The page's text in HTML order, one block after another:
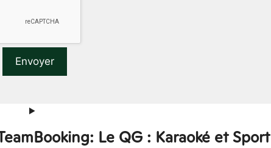
Le QG : Karaoké et Sport